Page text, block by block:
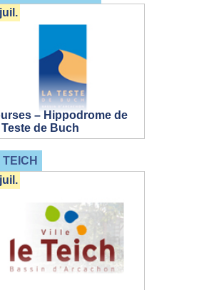
– Hippodrome de
Teste de Buch
TEICH